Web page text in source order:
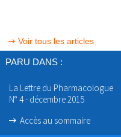
Voir tous les articles
PARU DANS :
La Lettre du Pharmacologue
N° 4 - décembre 2015
Accès au sommaire